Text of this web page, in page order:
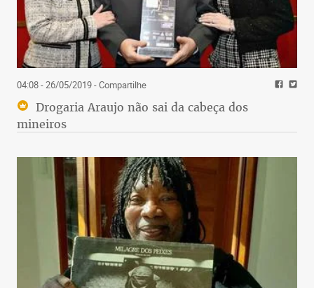
04:08 - 26/05/2019- Compartilhe
Drogaria Araujo não sai da cabeça dos
mineiros